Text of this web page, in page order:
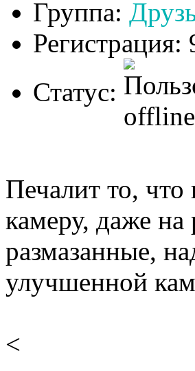
Группа:
Регистрация:
Статус:
Печалит то,
камеру, даже на
размазанные,
улучшенной
<